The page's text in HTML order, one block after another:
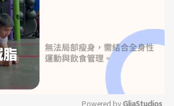
Powered by GliaStudios